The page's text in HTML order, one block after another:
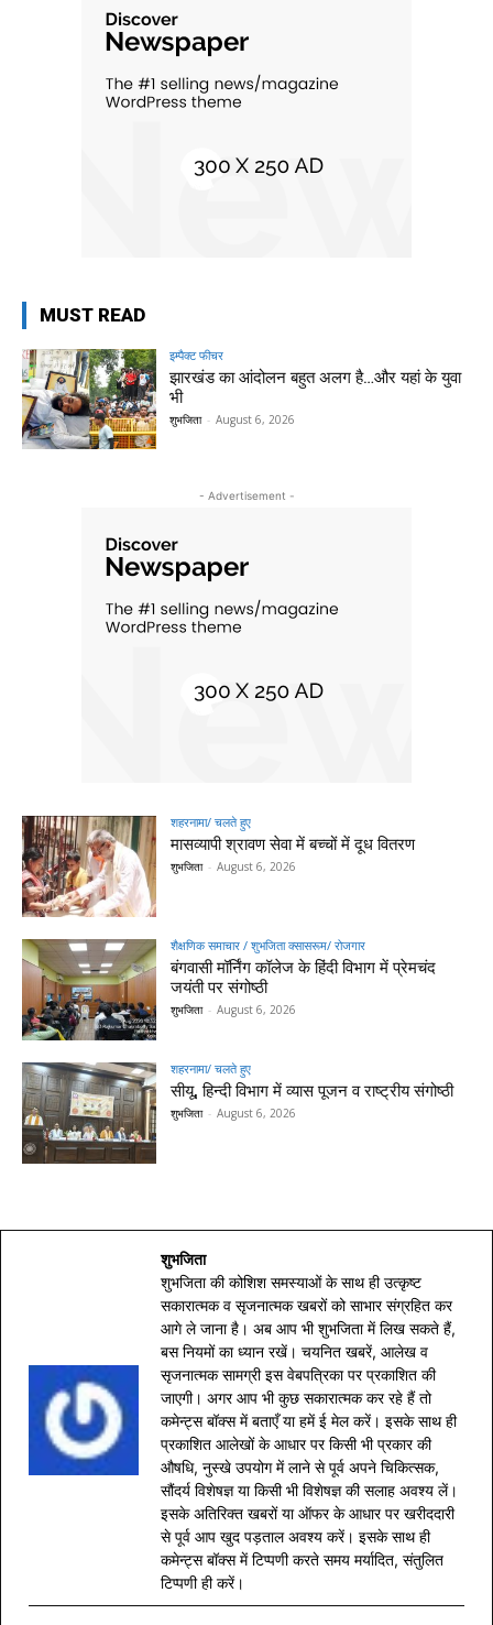
MUST READ
इम्पैक्ट फीचर
झारखंड का आंदोलन बहुत अलग है…और यहां के युवा
भी
शुभजिता - August 6, 2026
- Advertisement -
शहरनामा/ चलते हुए
मासव्यापी श्रावण सेवा में बच्चों में दूध वितरण
शुभजिता - August 6, 2026
शैक्षणिक समाचार / शुभजिता क्सासरूम/ रोजगार
बंगवासी मॉर्निंग कॉलेज के हिंदी विभाग में प्रेमचंद
जयंती पर संगोष्ठी
शुभजिता - August 6, 2026
शहरनामा/ चलते हुए
सीयू, हिन्दी विभाग में व्यास पूजन व राष्ट्रीय संगोष्ठी
शुभजिता - August 6, 2026
शुभजिता
शुभजिता की कोशिश समस्याओं के साथ ही उत्कृष्ट
सकारात्मक व सृजनात्मक खबरों को साभार संग्रहित कर
आगे ले जाना है। अब आप भी शुभजिता में लिख सकते हैं,
बस नियमों का ध्यान रखें। चयनित खबरें, आलेख व
सृजनात्मक सामग्री इस वेबपत्रिका पर प्रकाशित की
जाएगी। अगर आप भी कुछ सकारात्मक कर रहे हैं तो
कमेन्ट्स बॉक्स में बताएँ या हमें ई मेल करें। इसके साथ ही
प्रकाशित आलेखों के आधार पर किसी भी प्रकार की
औषधि, नुस्खे उपयोग में लाने से पूर्व अपने चिकित्सक,
सौंदर्य विशेषज्ञ या किसी भी विशेषज्ञ की सलाह अवश्य लें।
इसके अतिरिक्त खबरों या ऑफर के आधार पर खरीददारी
से पूर्व आप खुद पड़ताल अवश्य करें। इसके साथ ही
कमेन्ट्स बॉक्स में टिप्पणी करते समय मर्यादित, संतुलित
टिप्पणी ही करें।